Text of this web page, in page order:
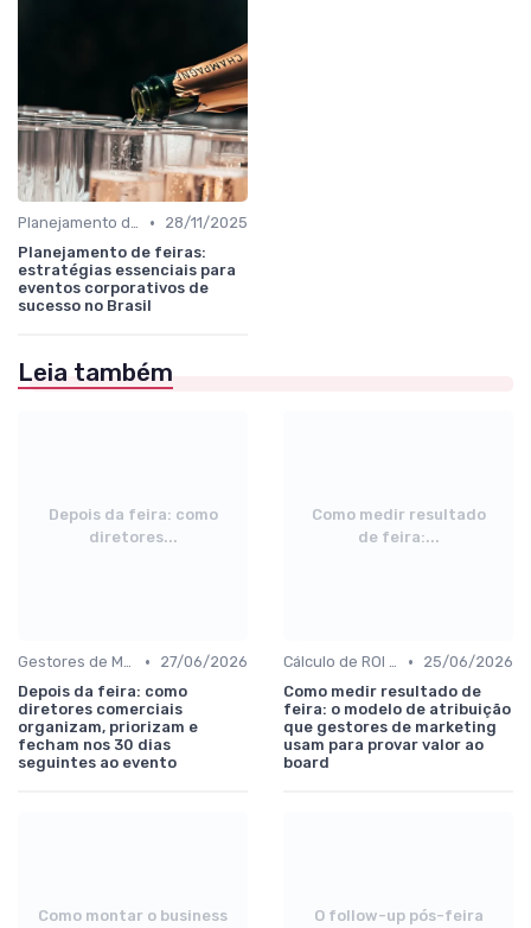
Planejamento de participação e objetivos comerciais •
28/11/2025
Planejamento de feiras:
estratégias essenciais para
eventos corporativos de
sucesso no Brasil
Leia também
Depois da feira: como
diretores...
Gestores de Marketing, Vendas e Growth •
27/06/2026
Depois da feira: como
diretores comerciais
organizam, priorizam e
fecham nos 30 dias
seguintes ao evento
Como medir resultado
de feira:...
Cálculo de ROI e follow-up pós-evento •
25/06/2026
Como medir resultado de
feira: o modelo de atribuição
que gestores de marketing
usam para provar valor ao
board
Como montar o business
O follow-up pós-feira